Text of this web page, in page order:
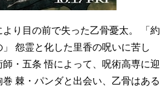
り目の前で失った乙骨憂太。 「約
怨霊と化した里香の呪いに苦し
・五条 悟によって、呪術高専に迎
棘・パンダと出会い、乙骨はある